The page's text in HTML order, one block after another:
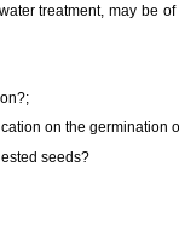
treatment, may be
on the germination
seeds?